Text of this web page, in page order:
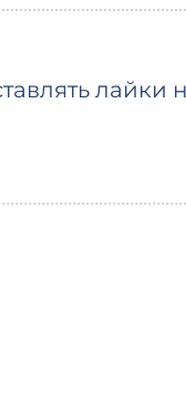
лайки